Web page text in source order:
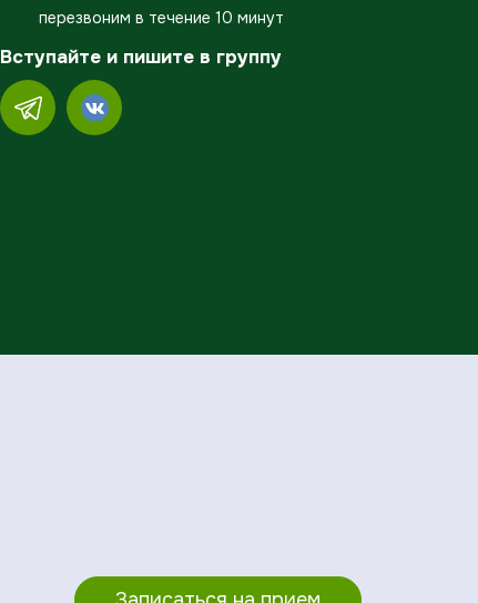
перезвоним в течение 10 минут
Вступайте и пишите в группу